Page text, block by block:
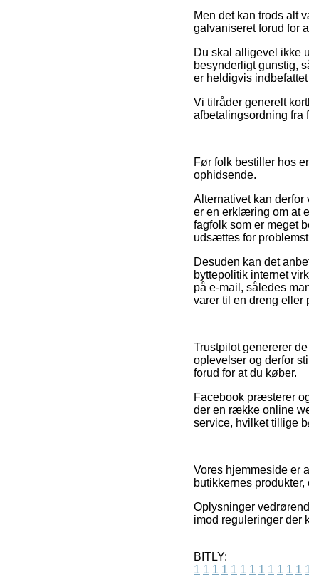
Men det kan trods alt
galvaniseret forud for
Du skal alligevel ikke
besynderligt gunstig,
er heldigvis
Vi tilråder generelt
afbetalingsordning fra
Før folk bestiller hos
ophidsende.
Alternativet kan
er en erklæring om at
fagfolk som er meget
udsættes for
Desuden kan det
byttepolitik internet
på e-mail, således
varer til en dreng eller
Trustpilot genererer
oplevelser og derfor
forud for at du køber.
Facebook præsterer
der en række online
service, hvilket tillige
Vores hjemmeside er
butikkernes
Oplysninger
imod reguleringer der
BITLY:
1 1 1 1 1 1 1 1 1 1 1 1